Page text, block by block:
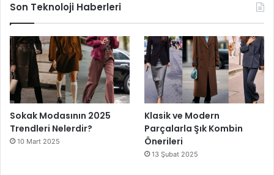
Son Teknoloji Haberleri
Sokak Modasının 2025
Trendleri Nelerdir?
10 Mart 2025
Klasik ve Modern
Parçalarla Şık Kombin
Önerileri
13 Şubat 2025